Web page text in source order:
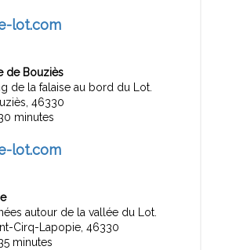
lot.com
de Bouziès
de la falaise au bord du Lot.
46330
minutes
lot.com
autour de la vallée du Lot.
Cirq-Lapopie, 46330
minutes